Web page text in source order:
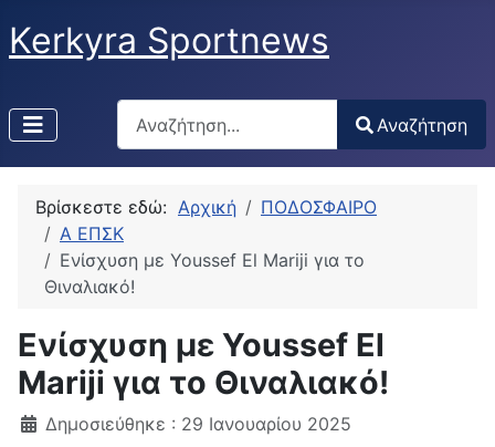
Kerkyra Sportnews
Αναζήτηση
Type 2 or more characters for results.
Αναζήτηση
Βρίσκεστε εδώ: Αρχική
ΠΟΔΟΣΦΑΙΡΟ
Α ΕΠΣΚ
Ενίσχυση με Youssef El Mariji για το
Θιναλιακό!
Ενίσχυση με Youssef El
Mariji για το Θιναλιακό!
Δημοσιεύθηκε : 29 Ιανουαρίου 2025